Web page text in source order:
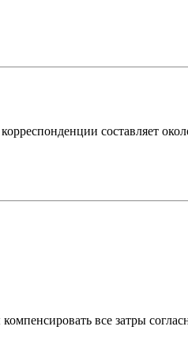
составляет
все затры